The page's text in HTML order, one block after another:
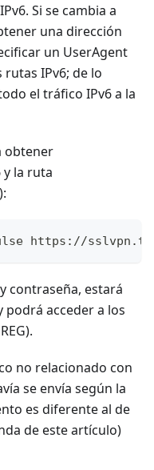
Si se cambia a
una dirección
un UserAgent
IPv6; de lo
el tráfico IPv6 a la
obtener
la ruta
https://
contraseña, estará
podrá acceder a los
no relacionado con
se envía según la
es diferente al de
de este artículo)